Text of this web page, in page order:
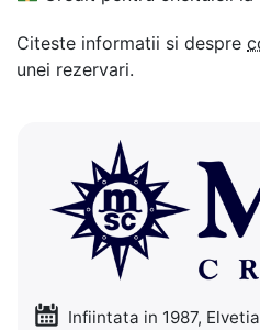
Citeste informatii si despre
unei rezervari.
Infiintata in 1987, Elvetia